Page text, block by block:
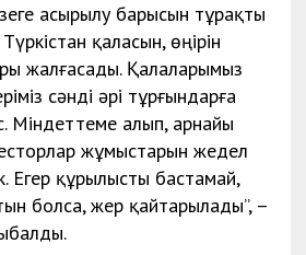
асырылу барысын тұрақты
қаласын, өңірін
жалғасады. Қалаларымыз
сәнді әрі тұрғындарға
Міндеттеме алып, арнайы
жұмыстарын жедел
Егер құрылысты бастамай,
болса, жер қайтарылады”, –